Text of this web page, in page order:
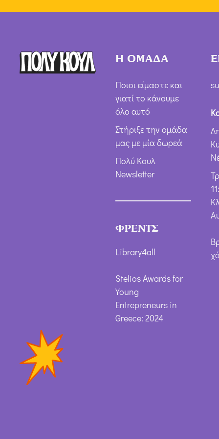
Η ΟΜΑΔΑ
Ποιοι είμαστε και
γιατί το κάνουμε
όλο αυτό
Στήριξε την ομάδα
μας με μία δωρεά
Πολύ Κουλ
Newsletter
ΦΡΕΝΤΣ
Library4all
Stelios Awards for
Young
Entrepreneurs in
Greece: 2024